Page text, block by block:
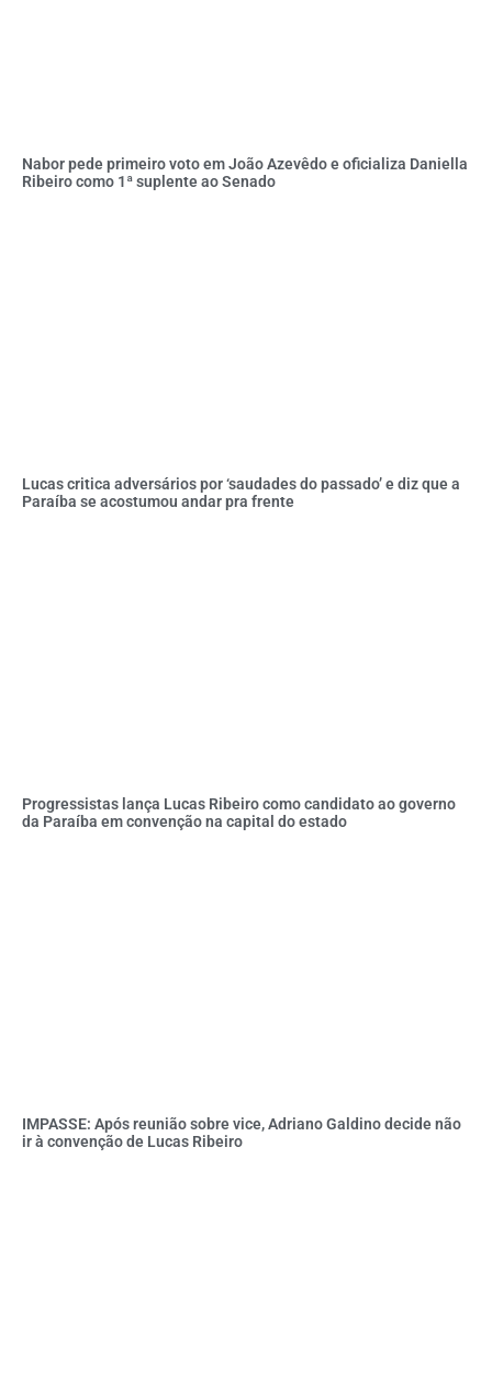
Nabor pede primeiro voto em João Azevêdo e oficializa Daniella
Ribeiro como 1ª suplente ao Senado
Lucas critica adversários por ‘saudades do passado’ e diz que a
Paraíba se acostumou andar pra frente
Progressistas lança Lucas Ribeiro como candidato ao governo
da Paraíba em convenção na capital do estado
IMPASSE: Após reunião sobre vice, Adriano Galdino decide não
ir à convenção de Lucas Ribeiro